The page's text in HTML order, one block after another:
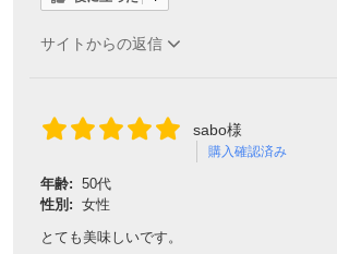
サイトからの返信
sabo様
購入確認済み
年齢: 50代
性別: 女性
とても美味しいです。